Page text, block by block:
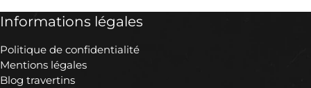
Informations légales
Politique de confidentialité
Mentions légales
Blog travertins